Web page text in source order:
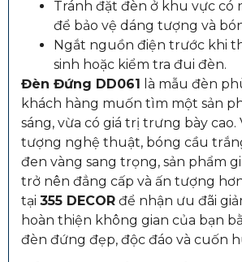
Tránh đặt đèn ở khu vực có
để bảo vệ dáng tượng và
Ngắt nguồn điện trước khi
sinh hoặc kiểm tra đui đèn.
Đèn Đứng DD061
là mẫu đèn
khách hàng muốn tìm một sản
sáng, vừa có giá trị trưng bày cao.
tượng nghệ thuật, bóng cầu
đen vàng sang trọng, sản phẩm
trở nên đẳng cấp và ấn tượng
tại 355 DECOR để nhận ưu đãi
hoàn thiện không gian của bạn
đèn đứng đẹp, độc đáo và cuốn